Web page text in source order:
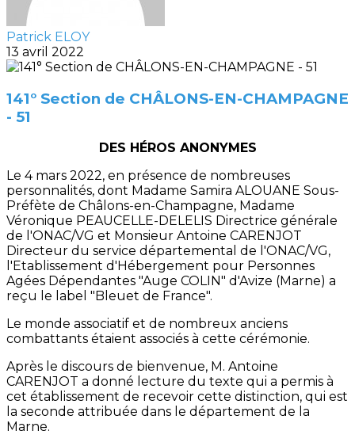
Patrick ELOY
13 avril 2022
141° Section de CHÂLONS-EN-CHAMPAGNE
- 51
DES HÉROS ANONYMES
Le 4 mars 2022, en présence de nombreuses
personnalités, dont Madame Samira ALOUANE Sous-
Préfète de Châlons-en-Champagne, Madame
Véronique PEAUCELLE-DELELIS Directrice générale
de l'ONAC/VG et Monsieur Antoine CARENJOT
Directeur du service départemental de l'ONAC/VG,
l'Etablissement d'Hébergement pour Personnes
Agées Dépendantes "Auge COLIN" d'Avize (Marne) a
reçu le label "Bleuet de France".
Le monde associatif et de nombreux anciens
combattants étaient associés à cette cérémonie.
Après le discours de bienvenue, M. Antoine
CARENJOT a donné lecture du texte qui a permis à
cet établissement de recevoir cette distinction, qui est
la seconde attribuée dans le département de la
Marne.